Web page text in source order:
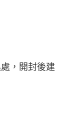
，開封後建